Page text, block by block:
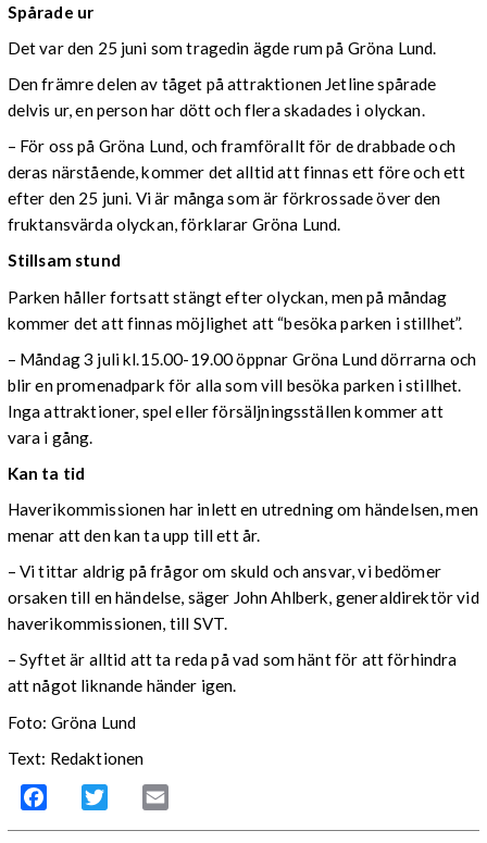
Spårade ur
Det var den 25 juni som tragedin ägde rum på Gröna Lund.
Den främre delen av tåget på attraktionen Jetline spårade
delvis ur, en person har dött och flera skadades i olyckan.
– För oss på Gröna Lund, och framförallt för de drabbade och
deras närstående, kommer det alltid att finnas ett före och ett
efter den 25 juni. Vi är många som är förkrossade över den
fruktansvärda olyckan, förklarar Gröna Lund.
Stillsam stund
Parken håller fortsatt stängt efter olyckan, men på måndag
kommer det att finnas möjlighet att “besöka parken i stillhet”.
– Måndag 3 juli kl.15.00-19.00 öppnar Gröna Lund dörrarna och
blir en promenadpark för alla som vill besöka parken i stillhet.
Inga attraktioner, spel eller försäljningsställen kommer att
vara i gång.
Kan ta tid
Haverikommissionen har inlett en utredning om händelsen, men
menar att den kan ta upp till ett år.
– Vi tittar aldrig på frågor om skuld och ansvar, vi bedömer
orsaken till en händelse, säger John Ahlberk, generaldirektör vid
haverikommissionen, till SVT.
– Syftet är alltid att ta reda på vad som hänt för att förhindra
att något liknande händer igen.
Foto: Gröna Lund
Text: Redaktionen
Facebook Twitter